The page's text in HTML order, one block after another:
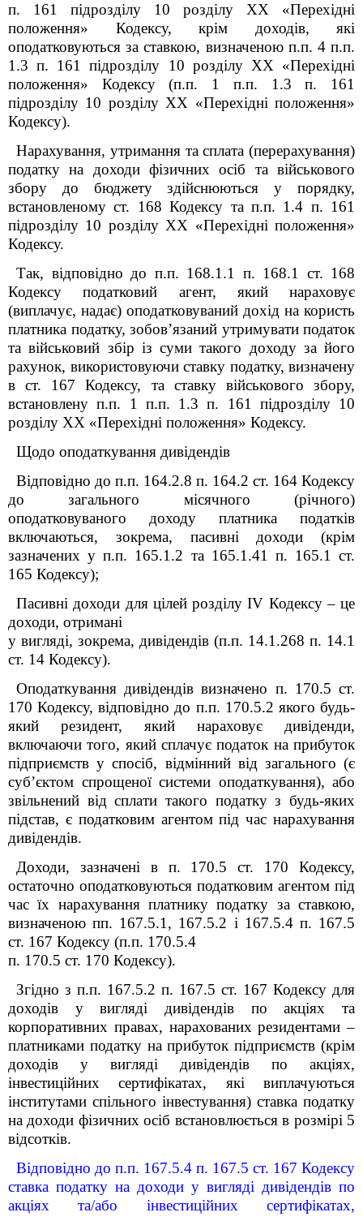
п. 161
підрозділу 10 розділу XX «Перехідні
положення» Кодексу, крім доходів, які
оподатковуються за ставкою, визначеною п.п. 4 п.п.
1.3 п. 161
підрозділу 10 розділу XX «Перехідні
положення» Кодексу (п.п. 1 п.п. 1.3 п. 161
підрозділу 10 розділу XX «Перехідні положення»
Кодексу).
Нарахування, утримання та сплата (перерахування)
податку на доходи фізичних осіб та військового
збору до бюджету здійснюються у порядку,
встановленому ст. 168Кодексу та п.п. 1.4 п. 161
підрозділу 10 розділу XX «Перехідні положення»
Кодексу.
Так, відповідно до п.п. 168.1.1 п. 168.1 ст. 168
Кодексу податковий агент, який нараховує
(виплачує, надає) оподатковуваний дохід на користь
платника податку, зобов’язаний утримувати податок
та військовий збір із суми такого доходу за його
рахунок, використовуючи ставку податку, визначену
в ст. 167 Кодексу, та ставку військового збору,
встановлену п.п. 1 п.п. 1.3 п. 161
підрозділу 10
розділу XX «Перехідні положення» Кодексу.
Щодо оподаткування дивідендів
Відповідно до п.п. 164.2.8 п. 164.2 ст. 164 Кодексу
до загального місячного (річного)
оподатковуваного доходу платника податків
включаються, зокрема, пасивні доходи (крім
зазначених у п.п. 165.1.2 та 165.1.41 п. 165.1 ст.
165 Кодексу);
Пасивні доходи для цілей розділу IV Кодексу – це
доходи, отримані
у вигляді, зокрема, дивідендів (п.п. 14.1.268 п. 14.1
ст. 14 Кодексу).
Оподаткування дивідендів визначено п. 170.5 ст.
170 Кодексу, відповідно до п.п. 170.5.2 якого будь-
який резидент, який нараховує дивіденди,
включаючи того, який сплачує податок на прибуток
підприємств у спосіб, відмінний від загального (є
суб’єктом спрощеної системи оподаткування), або
звільнений від сплати такого податку з будь-яких
підстав, є податковим агентом під час нарахування
дивідендів.
Доходи, зазначені в п. 170.5 ст. 170 Кодексу,
остаточно оподатковуються податковим агентом під
час їх нарахування платнику податку за ставкою,
визначеною пп. 167.5.1, 167.5.2 і 167.5.4 п. 167.5
ст. 167 Кодексу (п.п. 170.5.4
п. 170.5 ст. 170 Кодексу).
Згідно з п.п. 167.5.2 п. 167.5 ст. 167 Кодексу для
доходів у вигляді дивідендів по акціях та
корпоративних правах, нарахованих резидентами –
платниками податку на прибуток підприємств (крім
доходів у вигляді дивідендів по акціях,
інвестиційних сертифікатах, які виплачуються
інститутами спільного інвестування) ставка податку
на доходи фізичних осіб встановлюється в розмірі 5
відсотків.
Відповідно до п.п. 167.5.4 п. 167.5 ст. 167 Кодексу
ставка податку на доходи у вигляді дивідендів по
акціях та/або інвестиційних сертифікатах,